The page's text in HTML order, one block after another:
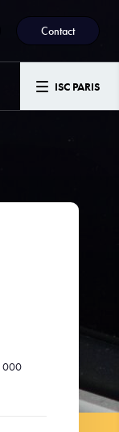
Contact
ISC PARIS
000